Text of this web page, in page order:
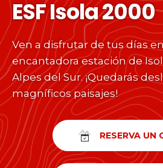
o
room MI
PRUEBAS Y ÉTOILES
Pruebas de esquí
Niños
Del Piou-Piou a la Étoile d'Or
Adolescentes y
Todos los niveles
DERNIER-PLANTER-DE-
timer RESULTADOS
ESFIsola 2000
Ven a disfrutar de tus días
encantadora estación de
Alpes del Sur. ¡Quedarás
magníficos paisajes!
RESERVA UN